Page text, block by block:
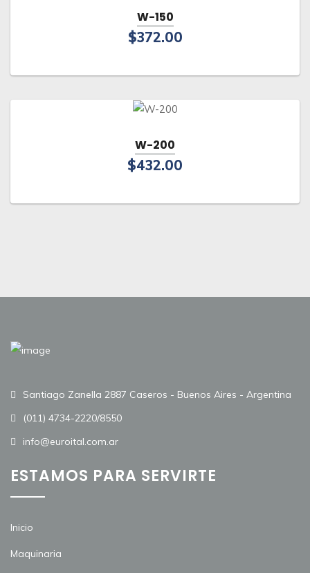
W-150
$372.00
W-200
$432.00
Santiago Zanella 2887 Caseros - Buenos Aires - Argentina
(011) 4734-2220/8550
info@euroital.com.ar
ESTAMOS PARA SERVIRTE
Inicio
Maquinaria